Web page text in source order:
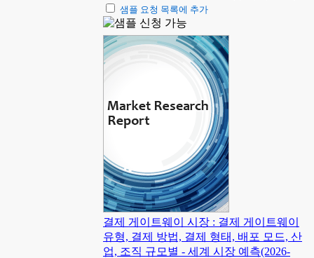
샘플 요청 목록에 추가
결제 게이트웨이 시장 : 결제 게이트웨이
유형, 결제 방법, 결제 형태, 배포 모드, 산
업, 조직 규모별 - 세계 시장 예측(2026-